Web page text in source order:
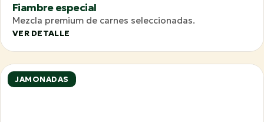
Fiambre especial
Mezcla premium de carnes seleccionadas.
VER DETALLE
JAMONADAS